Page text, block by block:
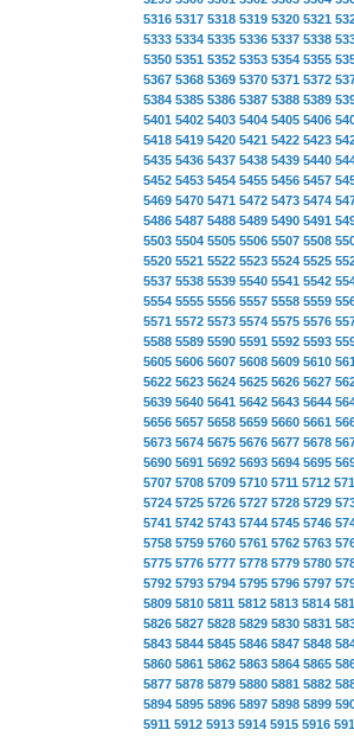
5316 5317 5318 5319 5320 5321
5333 5334 5335 5336 5337 5338
5350 5351 5352 5353 5354 5355
5367 5368 5369 5370 5371 5372
5384 5385 5386 5387 5388 5389
5401 5402 5403 5404 5405 5406
5418 5419 5420 5421 5422 5423
5435 5436 5437 5438 5439 5440
5452 5453 5454 5455 5456 5457
5469 5470 5471 5472 5473 5474
5486 5487 5488 5489 5490 5491
5503 5504 5505 5506 5507 5508
5520 5521 5522 5523 5524 5525
5537 5538 5539 5540 5541 5542
5554 5555 5556 5557 5558 5559
5571 5572 5573 5574 5575 5576
5588 5589 5590 5591 5592 5593
5605 5606 5607 5608 5609 5610
5622 5623 5624 5625 5626 5627
5639 5640 5641 5642 5643 5644
5656 5657 5658 5659 5660 5661
5673 5674 5675 5676 5677 5678
5690 5691 5692 5693 5694 5695
5707 5708 5709 5710 5711 5712
5724 5725 5726 5727 5728 5729
5741 5742 5743 5744 5745 5746
5758 5759 5760 5761 5762 5763
5775 5776 5777 5778 5779 5780
5792 5793 5794 5795 5796 5797
5809 5810 5811 5812 5813 5814
5826 5827 5828 5829 5830 5831
5843 5844 5845 5846 5847 5848
5860 5861 5862 5863 5864 5865
5877 5878 5879 5880 5881 5882
5894 5895 5896 5897 5898 5899
5911 5912 5913 5914 5915 5916